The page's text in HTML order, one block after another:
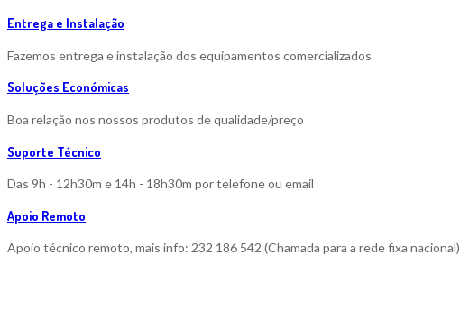
Entrega e Instalação
Fazemos entrega e instalação dos equipamentos comercializados
Soluções Económicas
Boa relação nos nossos produtos de qualidade/preço
Suporte Técnico
Das 9h - 12h30m e 14h - 18h30m por telefone ou email
Apoio Remoto
Apoio técnico remoto, mais info: 232 186 542 (Chamada para a rede fixa nacional)